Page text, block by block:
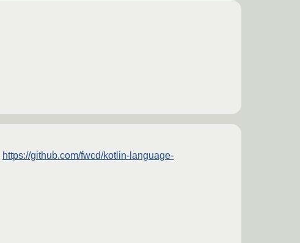
https://github.com/fwcd/kotlin-language-